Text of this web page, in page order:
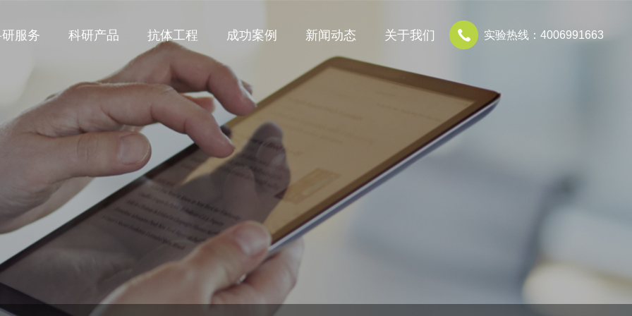
实验热线：4006991663
服务 科研产品 抗体工程 成功案例 新闻动态 关于我们